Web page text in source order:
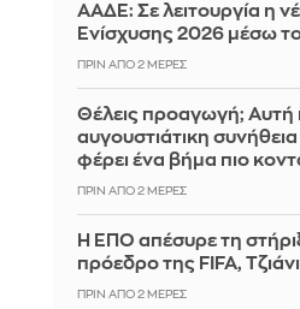
ΑΑΔΕ: Σε λειτουργία η
Ενίσχυσης 2026 μέσω
ΠΡΙΝ ΑΠΌ 2 ΜΈΡΕΣ
Θέλεις προαγωγή; Αυτή
αυγουστιάτικη
φέρει ένα βήμα πιο
ΠΡΙΝ ΑΠΌ 2 ΜΈΡΕΣ
Η ΕΠΟ απέσυρε τη
πρόεδρο της FIFA,
ΠΡΙΝ ΑΠΌ 2 ΜΈΡΕΣ